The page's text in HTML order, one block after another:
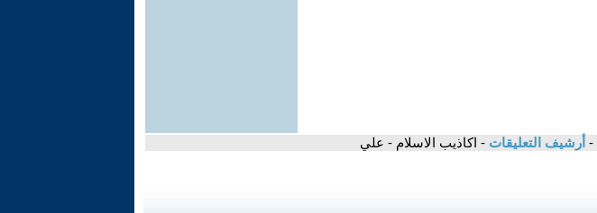
- أرشيف التعليقات - اكاذيب الاسلام - علي